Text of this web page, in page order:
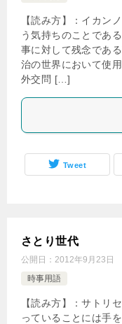
【読み方】：イカン
う気持ちのことであ
事に対して残念であ
治の世界において使
外交問 […]
Tweet
さとり世代
公開日： 2012年9月23日
時事用語
【読み方】：サトリ
っていることには手